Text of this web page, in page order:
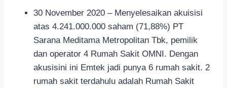
30 November 2020 – Menyelesaikan akuisisi
atas 4.241.000.000 saham (71,88%) PT
Sarana Meditama Metropolitan Tbk, pemilik
dan operator 4 Rumah Sakit OMNI. Dengan
akusisini ini Emtek jadi punya 6 rumah sakit. 2
rumah sakit terdahulu adalah Rumah Sakit